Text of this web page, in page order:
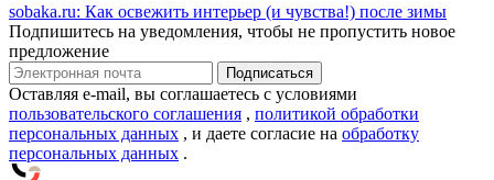
sobaka.ru: Как освежить интерьер (и чувства!) после зимы
Подпишитесь на уведомления, чтобы не пропустить новое
предложение
Оставляя e-mail, вы соглашаетесь с условиями
пользовательского соглашения , политикой обработки
персональных данных , и даете согласие на обработку
персональных данных .